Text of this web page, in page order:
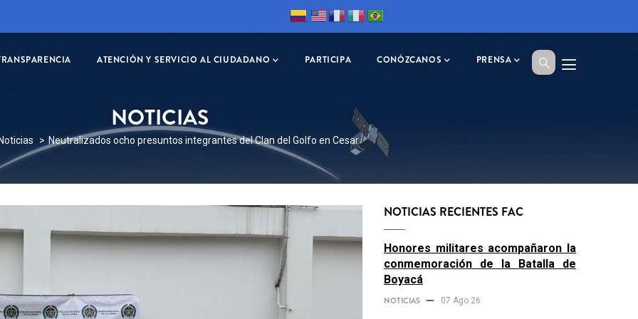
ATENCIÓN Y SERVICIO AL CIUDADANO PARTICIPA CONÓZCANOS PRENSA
NOTICIAS
Noticias Neutralizados ocho presuntos integrantes del Clan del Golfo en Cesar
NOTICIAS RECIENTES FAC
Honores militares acompañaron la
conmemoración de la Batalla de
Boyacá
NOTICIAS 07 Ago 26